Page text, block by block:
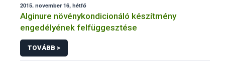
2015. november 16, hétfő
Alginure növénykondicionáló készítmény
engedélyének felfüggesztése
TOVÁBB >